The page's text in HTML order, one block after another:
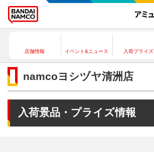
店舗情報 イベント&ニュース 入荷プライズ
namcoヨシヅヤ清洲店
入荷景品・プライズ情報